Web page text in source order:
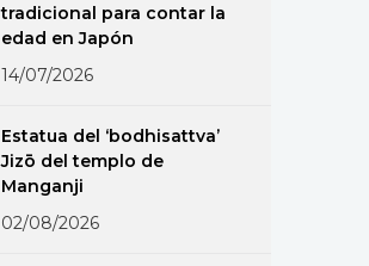
tradicional para contar la
edad en Japón
14/07/2026
Estatua del ‘bodhisattva’
Jizō del templo de
Manganji
02/08/2026